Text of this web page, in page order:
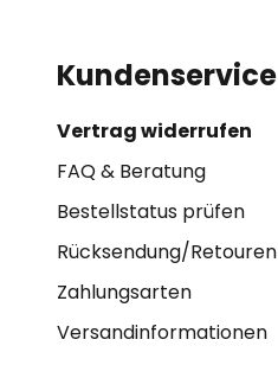
Kundenservice
Vertrag widerrufen
FAQ & Beratung
Bestellstatus prüfen
Rücksendung/Retouren
Zahlungsarten
Versandinformationen